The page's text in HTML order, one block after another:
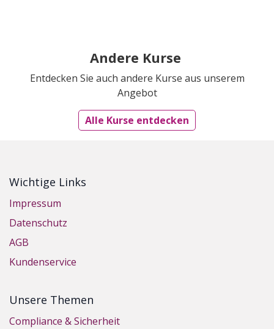
Andere Kurse
Entdecken Sie auch andere Kurse aus unserem
Angebot
Alle Kurse entdecken
Wichtige Links
Impressum
Datenschutz
AGB
Kundenservice
Unsere Themen
Compliance & Sicherheit